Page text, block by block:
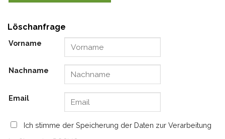
Löschanfrage
Vorname
Nachname
Email
Ich stimme der Speicherung der Daten zur Verarbeitung